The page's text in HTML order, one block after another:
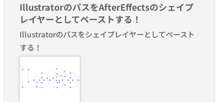
IllustratorのパスをAfterEffectsのシェイプ
レイヤーとしてペーストする！
Illustratorのパスをシェイプレイヤーとしてペースト
する！